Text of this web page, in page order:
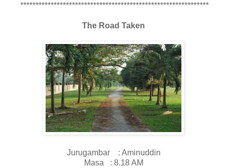
**************************************************************
The Road Taken
Jurugambar : Aminuddin
Masa : 8.18 AM